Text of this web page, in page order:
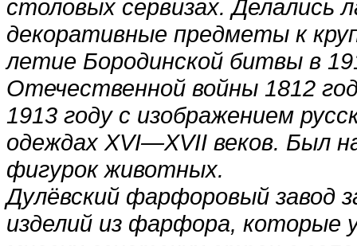
столовых сервизах.
декоративные предметы к
летие Бородинской битвы в
Отечественной войны 1812
1913 году с изображением
одеждах XVI—XVII веков. Был
фигурок животных.
Дулёвский фарфоровый завод
изделий из фарфора, которые